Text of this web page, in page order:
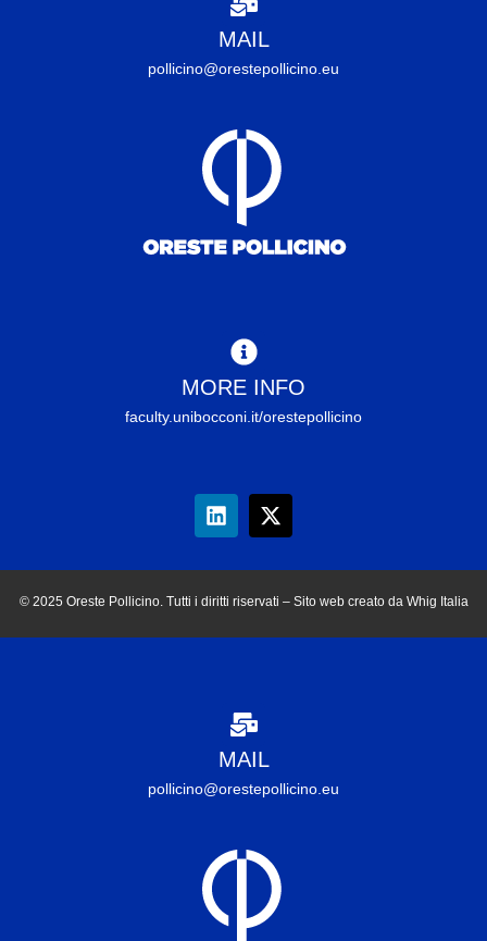
MAIL
pollicino@orestepollicino.eu
MORE INFO
faculty.unibocconi.it/orestepollicino
© 2025 Oreste Pollicino. Tutti i diritti riservati – Sito web creato da Whig Italia
MAIL
pollicino@orestepollicino.eu